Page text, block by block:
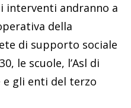
interventi andranno a
della
di supporto sociale
le scuole, l’Asl di
gli enti del terzo